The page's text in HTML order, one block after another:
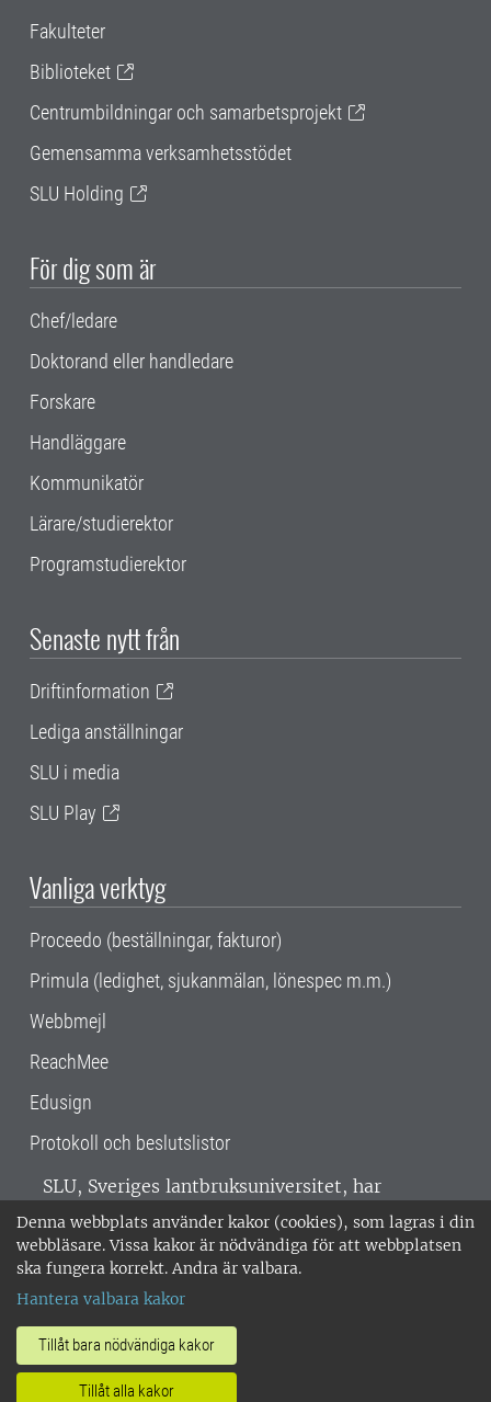
Denna webbplats använder kakor (cookies), som lagras i din
webbläsare. Vissa kakor är nödvändiga för att webbplatsen
ska fungera korrekt. Andra är valbara.
Hantera valbara kakor
Tillåt bara nödvändiga kakor
Tillåt alla kakor
Fakulteter
Biblioteket
Centrumbildningar och samarbetsprojekt
Gemensamma verksamhetsstödet
SLU Holding
För dig som är
Chef/ledare
Doktorand eller handledare
Forskare
Handläggare
Kommunikatör
Lärare/studierektor
Programstudierektor
Senaste nytt från
Driftinformation
Lediga anställningar
SLU i media
SLU Play
Vanliga verktyg
Proceedo (beställningar, fakturor)
Primula (ledighet, sjukanmälan, lönespec m.m.)
Webbmejl
ReachMee
Edusign
Protokoll och beslutslistor
SLU, Sveriges lantbruksuniversitet, har
verksamhet över hela Sverige. Huvudorter är
Alnarp, Uppsala och Umeå.SLU är
miljöcertifierat enligt ISO 14001. •
018-67 10 00 • Org nr: 202100-2817 •
Om SLU:s webbplatser
•Hantera kakor•Behandling av
personuppgifter